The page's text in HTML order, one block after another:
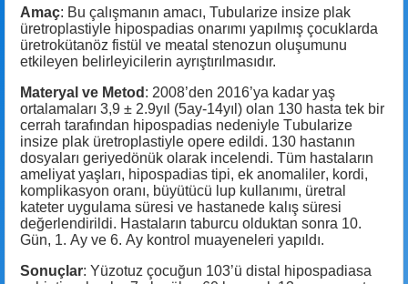
Amaç: Bu çalışmanın amacı, Tubularize insize plak
üretroplastiyle hipospadias onarımı yapılmış çocuklarda
üretrokütanöz fistül ve meatal stenozun oluşumunu
etkileyen belirleyicilerin ayrıştırılmasıdır.
Materyal ve Metod : 2008’den 2016’ya kadar yaş
ortalamaları 3,9 ± 2.9yıl (5ay-14yıl) olan 130 hasta tek bir
cerrah tarafından hipospadias nedeniyle Tubularize
insize plak üretroplastiyle opere edildi. 130 hastanın
dosyaları geriyedönük olarak incelendi. Tüm hastaların
ameliyat yaşları, hipospadias tipi, ek anomaliler, kordi,
komplikasyon oranı, büyütücü lup kullanımı, üretral
kateter uygulama süresi ve hastanede kalış süresi
değerlendirildi. Hastaların taburcu olduktan sonra 10.
Gün, 1. Ay ve 6. Ay kontrol muayeneleri yapıldı.
Sonuçlar: Yüzotuz çocuğun 103’ü distal hipospadiasa